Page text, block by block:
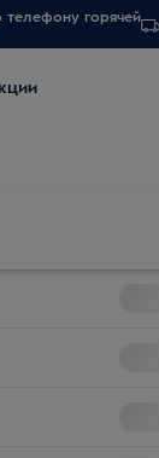
телефону горячей